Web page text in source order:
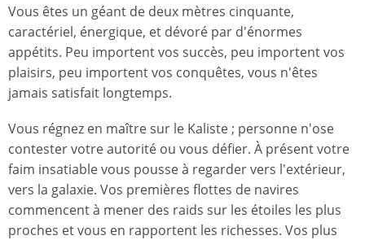
Vous êtes un géant de deux mètres cinquante,
caractériel, énergique, et dévoré par d'énormes
appétits. Peu importent vos succès, peu importent vos
plaisirs, peu importent vos conquêtes, vous n'êtes
jamais satisfait longtemps.
Vous régnez en maître sur le Kaliste ; personne n'ose
contester votre autorité ou vous défier. À présent votre
faim insatiable vous pousse à regarder vers l'extérieur,
vers la galaxie. Vos premières flottes de navires
commencent à mener des raids sur les étoiles les plus
proches et vous en rapportent les richesses. Vos plus